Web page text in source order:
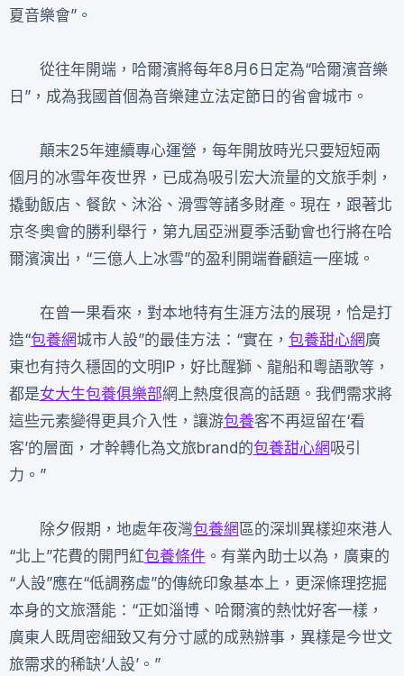
夏音樂會”。
從往年開端，哈爾濱將每年8月6日定為“哈爾濱音樂
日”，成為我國首個為音樂建立法定節日的省會城市。
顛末25年連續專心運營，每年開放時光只要短短兩
個月的冰雪年夜世界，已成為吸引宏大流量的文旅手刺，
撬動飯店、餐飲、沐浴、滑雪等諸多財產。現在，跟著北
京冬奧會的勝利舉行，第九屆亞洲夏季活動會也行將在哈
爾濱演出，“三億人上冰雪”的盈利開端眷顧這一座城。
在曾一果看來，對本地特有生涯方法的展現，恰是打
造“包養網城市人設”的最佳方法：“實在， 包養甜心網廣
東也有持久穩固的文明IP，好比醒獅、龍船和粵語歌等，
都是女大生包養俱樂部網上熱度很高的話題。我們需求將
這些元素變得更具介入性，讓游包養客不再逗留在‘看
客’的層面，才幹轉化為文旅brand的包養甜心網吸引
力。”
除夕假期，地處年夜灣包養網區的深圳異樣迎來港人
“北上”花費的開門紅包養條件。有業內助士以為，廣東的
“人設”應在“低調務虛”的傳統印象基本上，更深條理挖掘
本身的文旅潛能：“正如淄博、哈爾濱的熱忱好客一樣，
廣東人既周密細致又有分寸感的成熟辦事，異樣是今世文
旅需求的稀缺‘人設’。”